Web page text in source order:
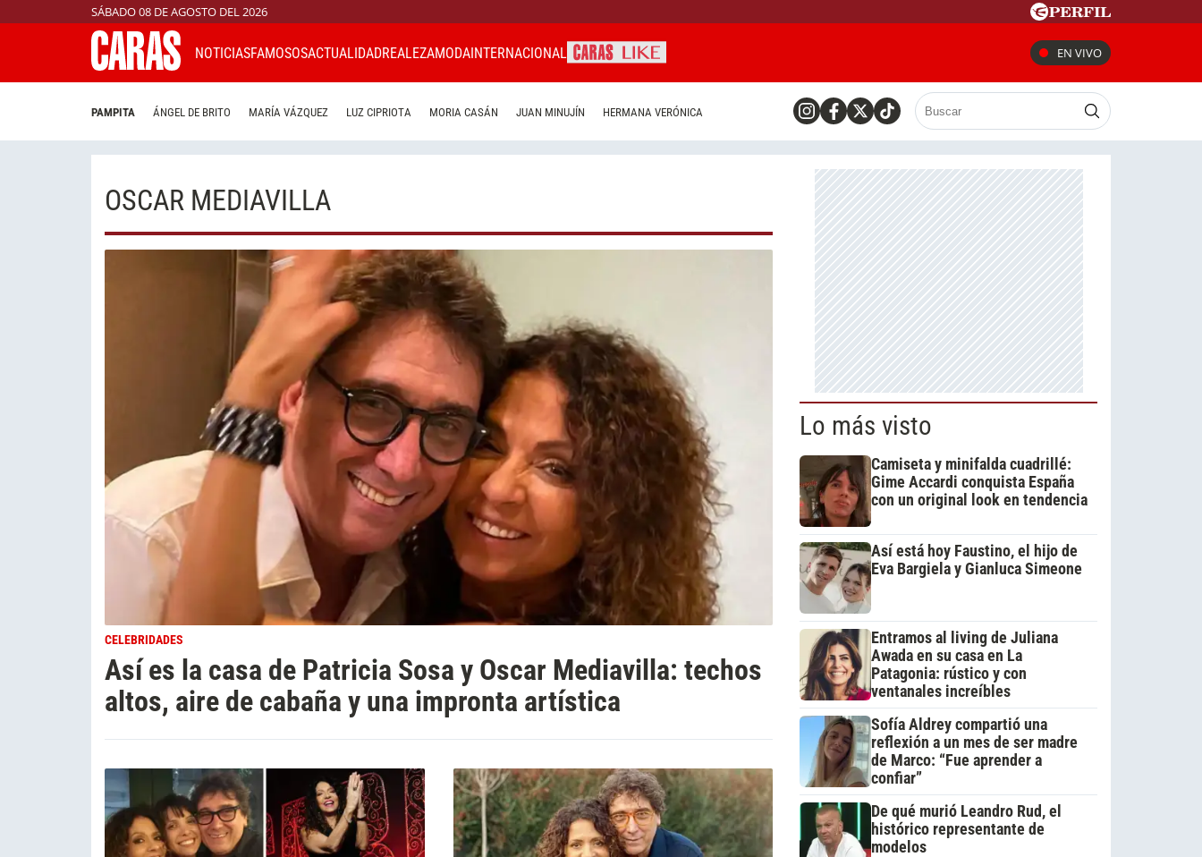
SÁBADO 08 DE AGOSTO DEL 2026
NOTICIASFAMOSOSACTUALIDADREALEZAMODAINTERNACIONAL EN VIVO
PAMPITA ÁNGEL DE BRITO MARÍA VÁZQUEZ LUZ CIPRIOTA MORIA CASÁN JUAN MINUJÍN HERMANA VERÓNICA
OSCAR MEDIAVILLA
CELEBRIDADES
Así es la casa de Patricia Sosa y Oscar Mediavilla: techos
altos, aire de cabaña y una impronta artística
Lo más visto
Camiseta y minifalda cuadrillé:
Gime Accardi conquista España
con un original look en tendencia
Así está hoy Faustino, el hijo de
Eva Bargiela y Gianluca Simeone
Entramos al living de Juliana
Awada en su casa en La
Patagonia: rústico y con
ventanales increíbles
Sofía Aldrey compartió una
reflexión a un mes de ser madre
de Marco: “Fue aprender a
confiar”
De qué murió Leandro Rud, el
histórico representante de
modelos